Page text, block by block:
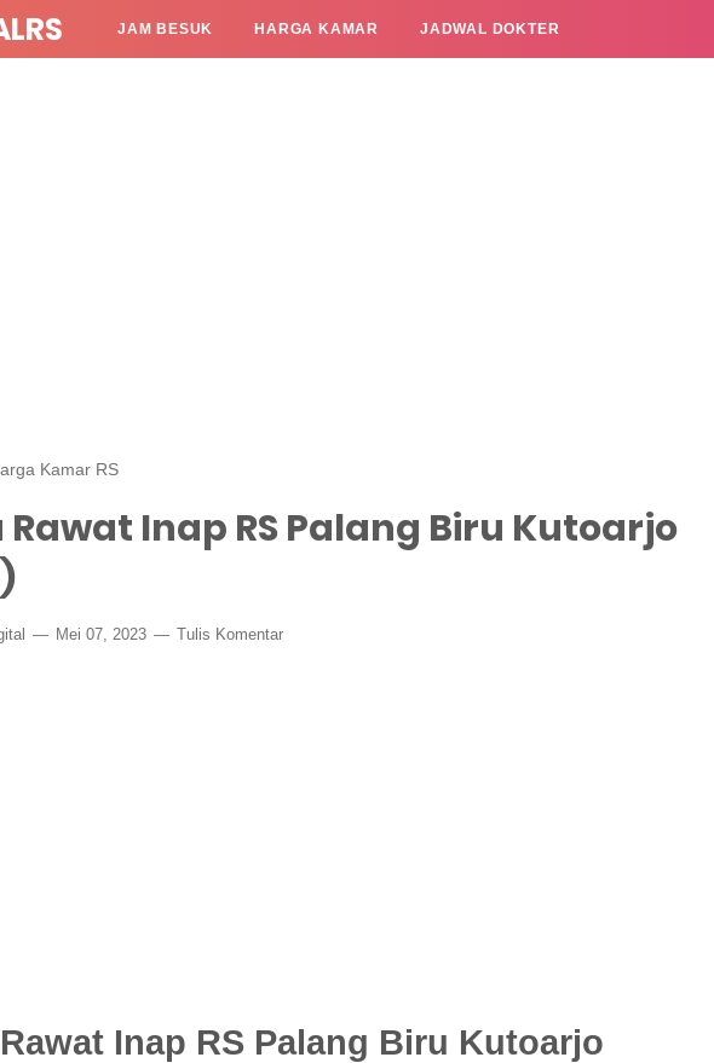
JAM BESUK HARGA KAMAR JADWAL DOKTER
Kamar RS
Rawat Inap RS Palang Biru Kutoarjo
Mei 07, 2023 Tulis Komentar
Inap RS Palang Biru Kutoarjo